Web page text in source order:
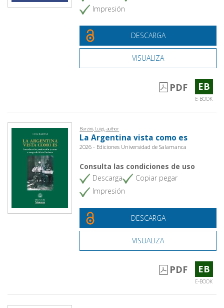
Impresión
DESCARGA
VISUALIZA
PDF EB
E-BOOK
Barzini, Luigi, author
La Argentina vista como es
2026 - Ediciones Universidad de Salamanca
Consulta las condiciones de uso
Descarga
Copiar pegar
Impresión
DESCARGA
VISUALIZA
PDF EB
E-BOOK